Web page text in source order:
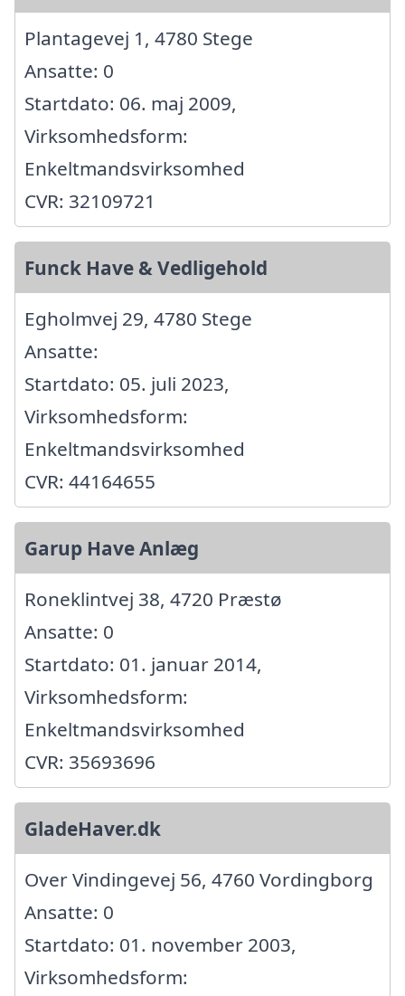
Plantagevej 1, 4780 Stege
Ansatte: 0
Startdato: 06. maj 2009,
Virksomhedsform:
Enkeltmandsvirksomhed
CVR: 32109721
Funck Have & Vedligehold
Egholmvej 29, 4780 Stege
Ansatte:
Startdato: 05. juli 2023,
Virksomhedsform:
Enkeltmandsvirksomhed
CVR: 44164655
Garup Have Anlæg
Roneklintvej 38, 4720 Præstø
Ansatte: 0
Startdato: 01. januar 2014,
Virksomhedsform:
Enkeltmandsvirksomhed
CVR: 35693696
GladeHaver.dk
Over Vindingevej 56, 4760 Vordingborg
Ansatte: 0
Startdato: 01. november 2003,
Virksomhedsform: